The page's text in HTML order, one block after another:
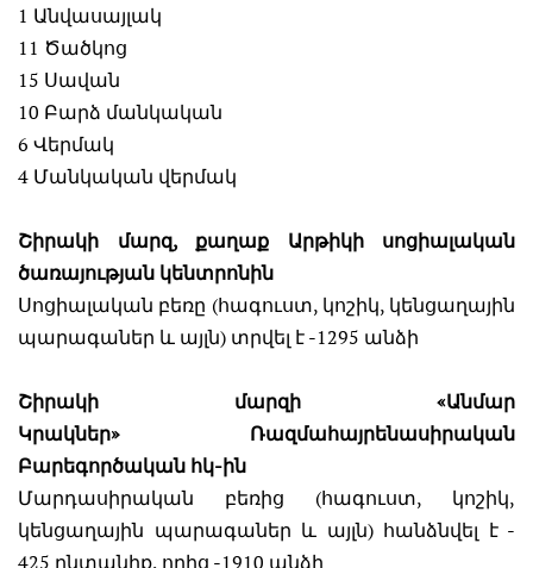
1 Անվասայլակ
11 Ծածկոց
15 Սավան
10 Բարձ մանկական
6 Վերմակ
4 Մանկական վերմակ
Շիրակի մարզ, քաղաք Արթիկի սոցիալական
ծառայության կենտրոնին
Սոցիալական բեռը (հագուստ, կոշիկ, կենցաղային
պարագաներ և այլն) տրվել է -1295 անձի
Շիրակի մարզի «Անմար
Կրակներ»
Ռազմահայրենասիրական
Բարեգործական հկ-ին
Մարդասիրական բեռից (հագուստ, կոշիկ,
կենցաղային պարագաներ և այլն) հանձնվել է -
425 ընտանիք, որից -1910 անձի